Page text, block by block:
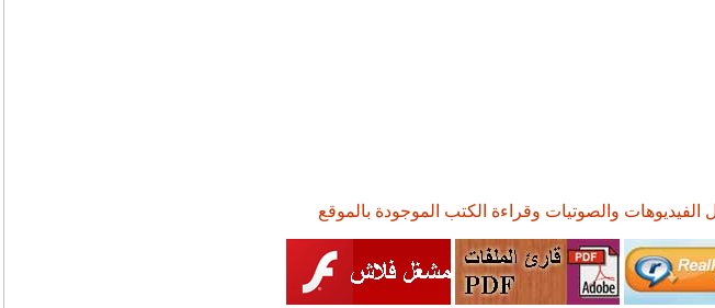
الفيديوهات والصوتيات وقراءة الكتب الموجودة بالموقع